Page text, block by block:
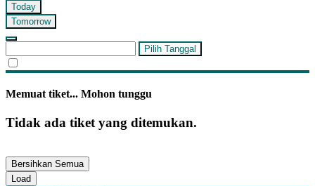
Today
Tomorrow
Pilih Tanggal
Memuat tiket... Mohon tunggu
Tidak ada tiket yang ditemukan.
Bersihkan Semua
Load